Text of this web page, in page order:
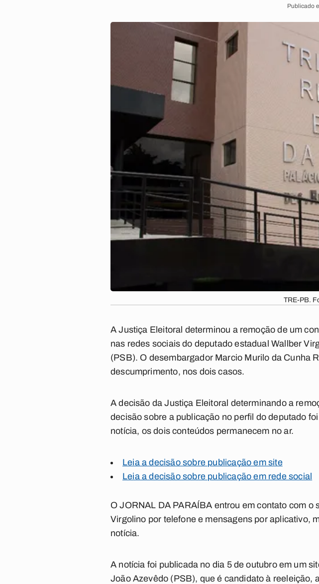
Publicado
TRE-PB.
A Justiça Eleitoral determinou a remoção de um
nas redes sociais do deputado estadual Wallber
(PSB). O desembargador Marcio Murilo da Cunha
descumprimento, nos dois casos.
A decisão da Justiça Eleitoral determinando a
decisão sobre a publicação no perfil do deputado
notícia, os dois conteúdos permanecem no ar.
Leia a decisão sobre publicação em site
Leia a decisão sobre publicação em rede social
O JORNAL DA PARAÍBA entrou em contato com
Virgolino por telefone e mensagens por aplicativo,
notícia.
A notícia foi publicada no dia 5 de outubro em um
João Azevêdo (PSB), que é candidato à reeleição,